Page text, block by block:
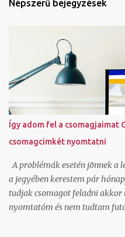
Népszerű bejegyzések
Így adom fel a csomagjaimat
csomagcimkét nyomtatni
A problémák esetén jönnek a
a jegyében kerestem pár
tudjak csomagot feladni
nyomtatóm és nem tudtam